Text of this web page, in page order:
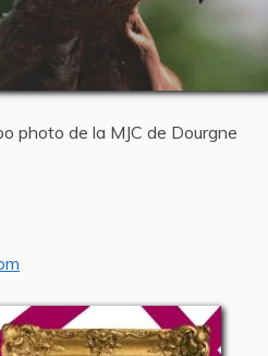
photo de la MJC de Dourgne